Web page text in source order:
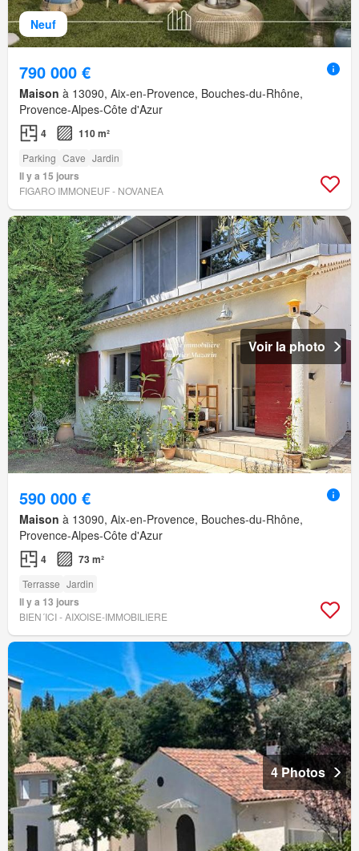
Neuf
790 000 €
Maison à 13090, Aix-en-Provence, Bouches-du-Rhône,
Provence-Alpes-Côte d'Azur
4 110 m²
Parking Cave Jardin
Il y a 15 jours
FIGARO IMMONEUF - NOVANEA
Voir la photo
590 000 €
Maison à 13090, Aix-en-Provence, Bouches-du-Rhône,
Provence-Alpes-Côte d'Azur
4 73 m²
Terrasse Jardin
Il y a 13 jours
BIEN´ICI - AIXOISE-IMMOBILIERE
4 Photos